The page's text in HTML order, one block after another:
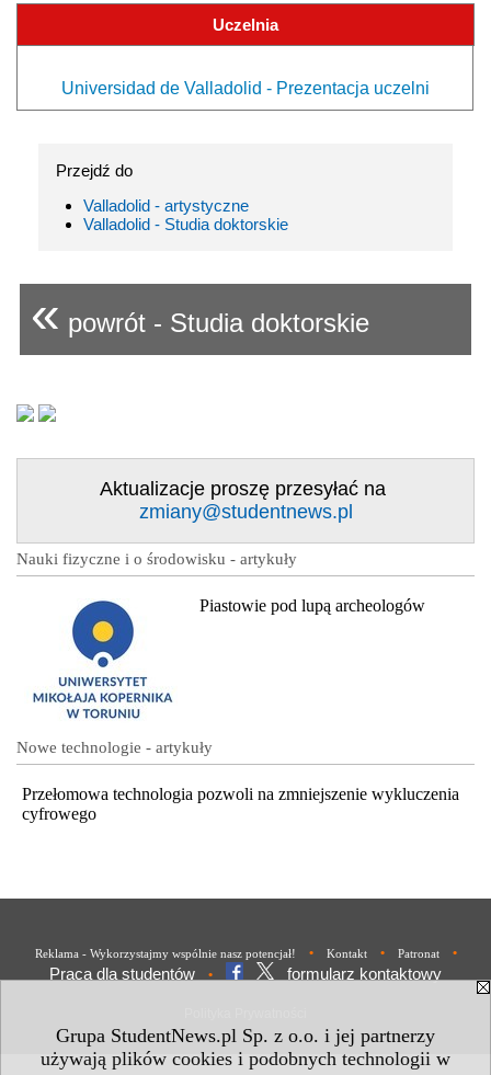
Grupa StudentNews.pl Sp. z o.o. i jej partnerzy
używają plików cookies i podobnych technologii w
Uczelnia
Universidad de Valladolid - Prezentacja uczelni
Przejdź do
Valladolid - artystyczne
Valladolid - Studia doktorskie
« powrót - Studia doktorskie
Aktualizacje proszę przesyłać na
zmiany@studentnews.pl
Nauki fizyczne i o środowisku - artykuły
Piastowie pod lupą archeologów
Nowe technologie - artykuły
Przełomowa technologia pozwoli na zmniejszenie wykluczenia
cyfrowego
Reklama - Wykorzystajmy wspólnie nasz potencjał! • Kontakt • Patronat •
Praca dla studentów • formularz kontaktowy